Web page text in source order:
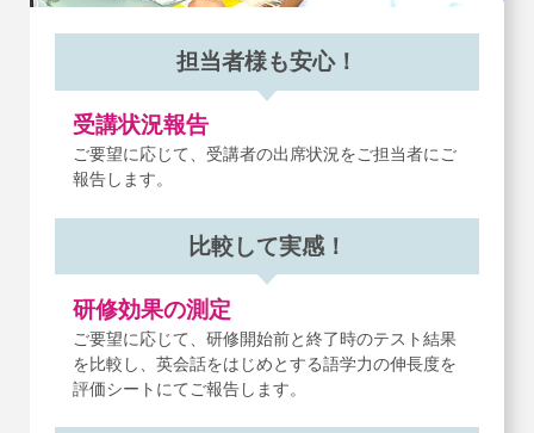
担当者様も安心！
受講状況報告
ご要望に応じて、受講者の出席状況をご担当者にご
報告します。
比較して実感！
研修効果の測定
ご要望に応じて、研修開始前と終了時のテスト結果
を比較し、 英会話をはじめとする語学力の伸長度を
評価シートにてご報告します。